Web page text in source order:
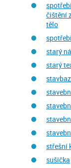
čištění
tělo
starý
starý
střešní
sušička